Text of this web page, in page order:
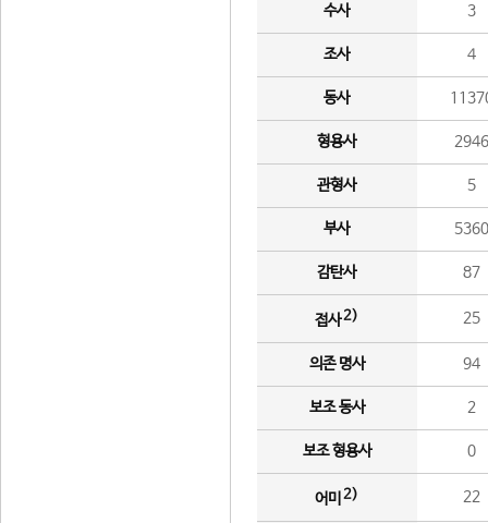
수사 3
조사 4
동사
형용사 2946
관형사 5
부사 5360
감탄사 87
접사2) 25
의존 명사 94
보조 동사 2
보조 형용사 0
어미 2) 22